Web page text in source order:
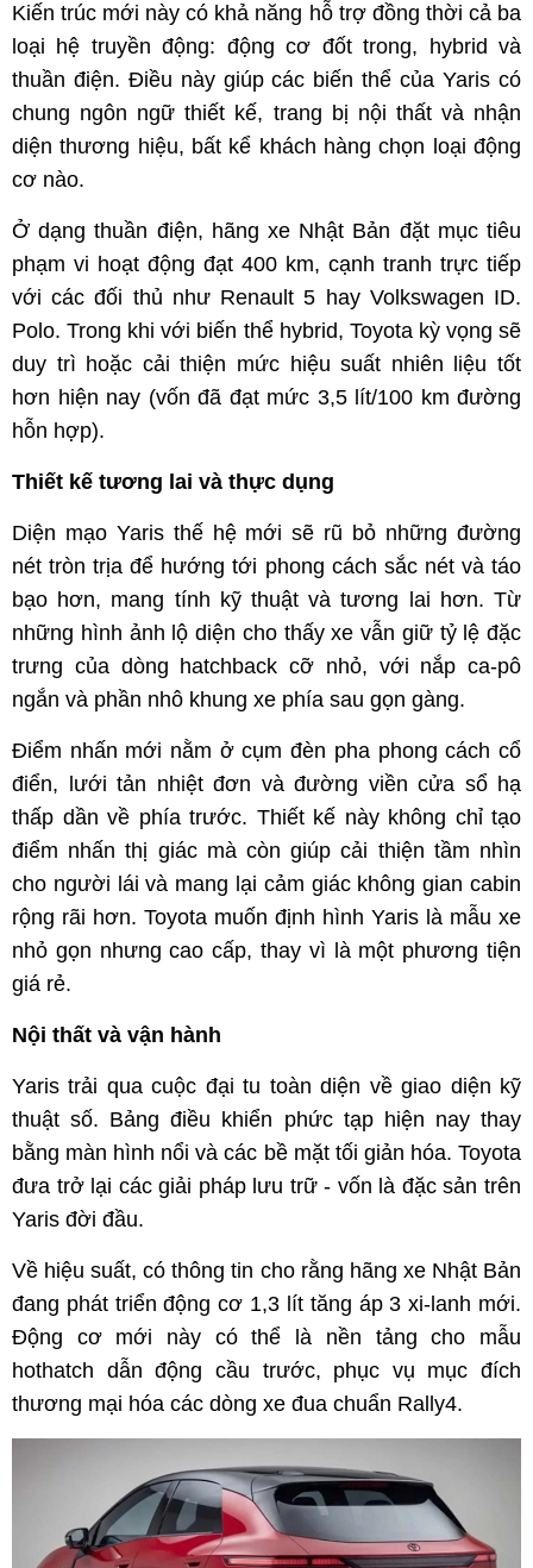
Kiến trúc mới này có khả năng hỗ trợ đồng thời cả ba
loại hệ truyền động: động cơ đốt trong, hybrid và
thuần điện. Điều này giúp các biến thể của Yaris có
chung ngôn ngữ thiết kế, trang bị nội thất và nhận
diện thương hiệu, bất kể khách hàng chọn loại động
cơ nào.
Ở dạng thuần điện, hãng xe Nhật Bản đặt mục tiêu
phạm vi hoạt động đạt 400 km, cạnh tranh trực tiếp
với các đối thủ như Renault 5 hay Volkswagen ID.
Polo. Trong khi với biến thể hybrid, Toyota kỳ vọng sẽ
duy trì hoặc cải thiện mức hiệu suất nhiên liệu tốt
hơn hiện nay (vốn đã đạt mức 3,5 lít/100 km đường
hỗn hợp).
Thiết kế tương lai và thực dụng
Diện mạo Yaris thế hệ mới sẽ rũ bỏ những đường
nét tròn trịa để hướng tới phong cách sắc nét và táo
bạo hơn, mang tính kỹ thuật và tương lai hơn. Từ
những hình ảnh lộ diện cho thấy xe vẫn giữ tỷ lệ đặc
trưng của dòng hatchback cỡ nhỏ, với nắp ca-pô
ngắn và phần nhô khung xe phía sau gọn gàng.
Điểm nhấn mới nằm ở cụm đèn pha phong cách cổ
điển, lưới tản nhiệt đơn và đường viền cửa sổ hạ
thấp dần về phía trước. Thiết kế này không chỉ tạo
điểm nhấn thị giác mà còn giúp cải thiện tầm nhìn
cho người lái và mang lại cảm giác không gian cabin
rộng rãi hơn. Toyota muốn định hình Yaris là mẫu xe
nhỏ gọn nhưng cao cấp, thay vì là một phương tiện
giá rẻ.
Nội thất và vận hành
Yaris trải qua cuộc đại tu toàn diện về giao diện kỹ
thuật số. Bảng điều khiển phức tạp hiện nay thay
bằng màn hình nổi và các bề mặt tối giản hóa. Toyota
đưa trở lại các giải pháp lưu trữ - vốn là đặc sản trên
Yaris đời đầu.
Về hiệu suất, có thông tin cho rằng hãng xe Nhật Bản
đang phát triển động cơ 1,3 lít tăng áp 3 xi-lanh mới.
Động cơ mới này có thể là nền tảng cho mẫu
hothatch dẫn động cầu trước, phục vụ mục đích
thương mại hóa các dòng xe đua chuẩn Rally4.